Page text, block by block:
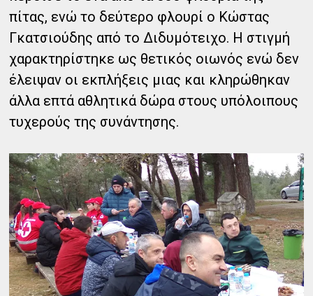
πίτας, ενώ το δεύτερο φλουρί ο Κώστας
Γκατσιούδης από το Διδυμότειχο. Η στιγμή
χαρακτηρίστηκε ως θετικός οιωνός ενώ δεν
έλειψαν οι εκπλήξεις μιας και κληρώθηκαν
άλλα επτά αθλητικά δώρα στους υπόλοιπους
τυχερούς της συνάντησης.